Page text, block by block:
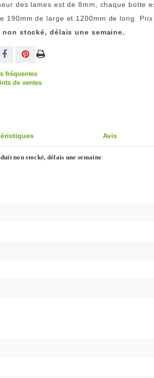
des lames est de 8mm, chaque botte
190mm de large et 1200mm de long. Prix
non stocké, délais une semaine.
fréquentes
de ventes
Avis
non stocké, délais une semaine